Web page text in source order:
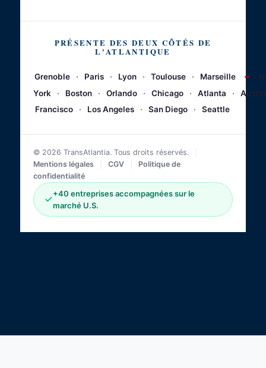
PRÉSENTE DES DEUX CÔTÉS DE
L'ATLANTIQUE
Grenoble · Paris · Lyon · Toulouse · Marseille ~
York
· Boston · Orlando · Chicago · Atlanta ·
Austin
Francisco
· Los Angeles · San Diego · Seattle
© 2026 TransAtlantia. Tous droits réservés.
Mentions légales
CGV
Politique de
confidentialité
+40 entreprises accompagnées sur le
marché U.S.